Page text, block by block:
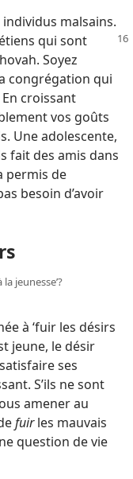
malsains.
qui sont
Soyez
congrégation qui
croissant
vos goûts
Une adolescente,
fait des amis dans
permis de
besoin d’avoir
jeunesse’?
à ‘fuir les désirs
jeune, le désir
ses
S’ils ne sont
amener au
fuirles mauvais
question de vie